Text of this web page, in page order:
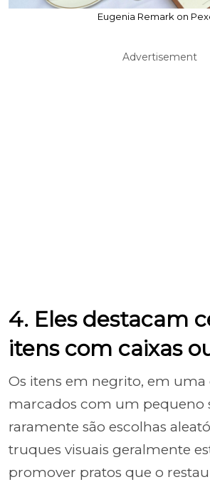
Eugenia Remark on
Advertisement
4. Eles destacam
itens com caixas
Os itens em negrito, em uma
marcados com um pequeno
raramente são escolhas
truques visuais geralmente
promover pratos que o